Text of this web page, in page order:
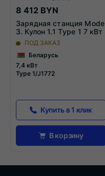
8 412 BYN
Зарядная станция Mode
3. Кулон 1.1 Тype 1 7 кВт
ПОД ЗАКАЗ
Беларусь
7,4 кВт
Type 1/J1772
Купить в 1 клик
В корзину